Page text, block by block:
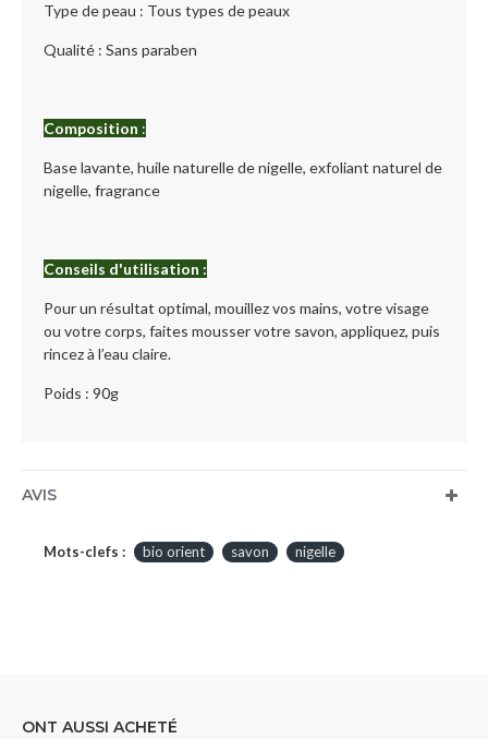
Type de peau : Tous types de peaux
Qualité : Sans paraben
Composition :
Base lavante, huile naturelle de nigelle, exfoliant naturel de
nigelle, fragrance
Conseils d'utilisation :
Pour un résultat optimal, mouillez vos mains, votre visage
ou votre corps, faites mousser votre savon, appliquez, puis
rincez à l’eau claire.
Poids : 90g
AVIS
Mots-clefs : bio orient savon nigelle
ONT AUSSI ACHETÉ